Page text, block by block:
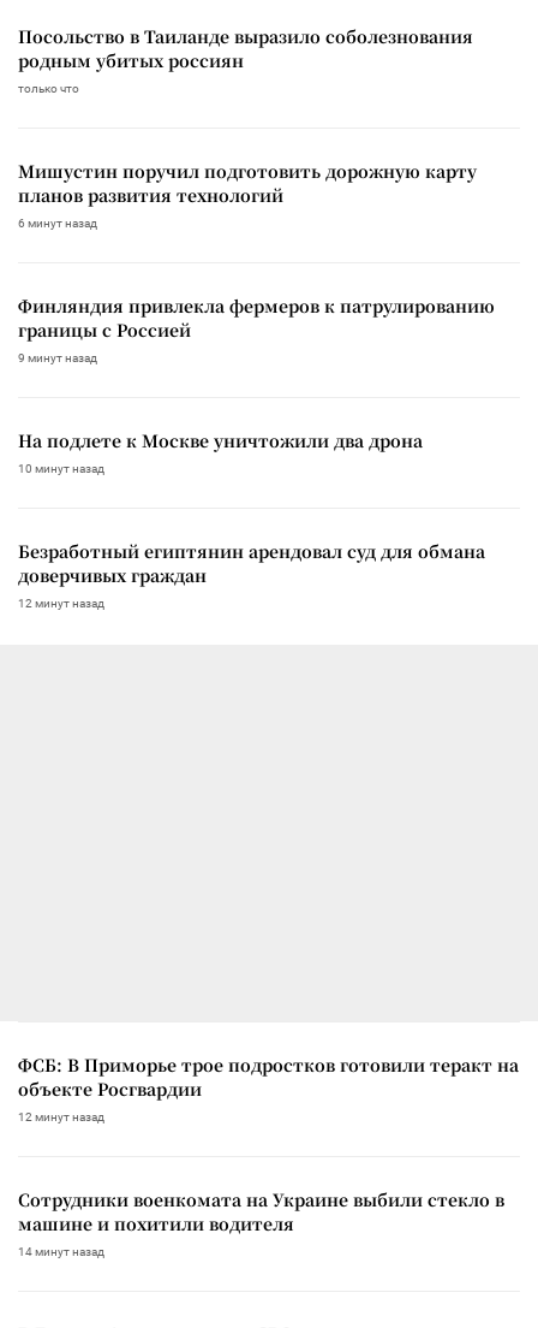
Посольство в Таиланде выразило соболезнования
родным убитых россиян
только что
Мишустин поручил подготовить дорожную карту
планов развития технологий
6 минут назад
Финляндия привлекла фермеров к патрулированию
границы с Россией
9 минут назад
На подлете к Москве уничтожили два дрона
10 минут назад
Безработный египтянин арендовал суд для обмана
доверчивых граждан
12 минут назад
ФСБ: В Приморье трое подростков готовили теракт на
объекте Росгвардии
12 минут назад
Сотрудники военкомата на Украине выбили стекло в
машине и похитили водителя
14 минут назад